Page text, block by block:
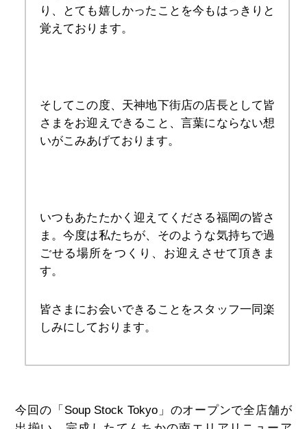
り、とても嬉しかったことを今もはっきりと
覚えております。
そしてこの度、天神地下街店の店長として皆
さまをお迎えできること、言葉にならない想
いがこみあげております。
いつもあたたかく迎えてくださる福岡の皆さ
ま。今度は私たちが、そのような気持ちで過
ごせる場所をつくり、お迎えさせて頂きま
す。
皆さまにお会いできることをスタッフ一同楽
しみにしております。
今回の「Soup Stock Tokyo」のオープンで全店舗が